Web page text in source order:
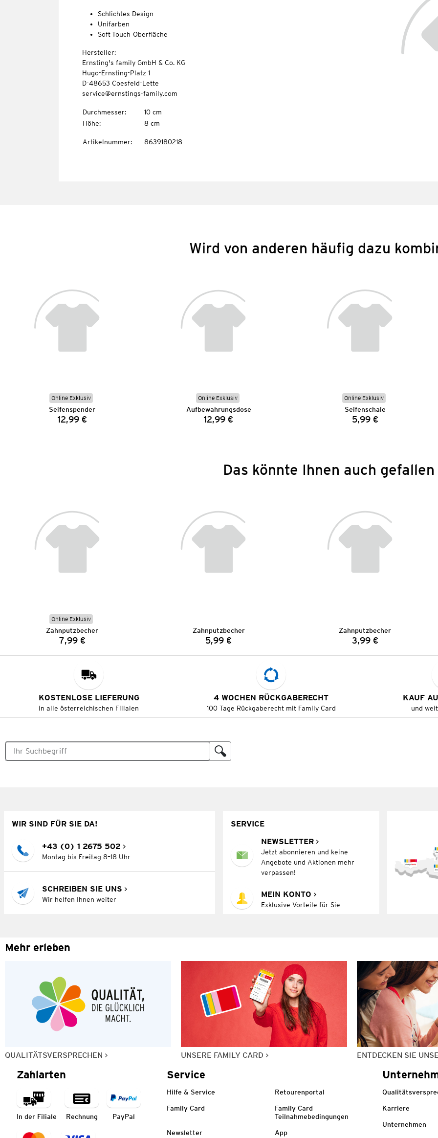
Schlichtes Design
Unifarben
Soft-Touch-Oberfläche
Hersteller:
Ernsting's family GmbH & Co. KG
Hugo-Ernsting-Platz 1
D-48653 Coesfeld-Lette
service@ernstings-family.com
Durchmesser:
10 cm
Höhe: 8 cm
Artikelnummer: 8639180218
Wird von anderen häufig dazu
Online Exklusiv
Seifenspender
Preis:
12,99 €
Online Exklusiv
Aufbewahrungsdose
Preis:
12,99 €
Online Exklusiv
Seifenschale
Preis:
5,99 €
Das könnte Ihnen auch gefallen
Online Exklusiv
Zahnputzbecher
Preis:
7,99 €
Zahnputzbecher
Preis:
5,99 €
Zahnputzbecher
Preis:
3,99 €
KOSTENLOSE LIEFERUNG
in alle österreichischen Filialen
4 WOCHEN RÜCKGABERECHT
100 Tage Rückgaberecht mit Family Card
KAUF
und
WIR SIND FÜR SIE DA!
+43 (0) 1 2675 502
Montag bis Freitag 8–18 Uhr
SCHREIBEN SIE UNS
Wir helfen Ihnen weiter
SERVICE
NEWSLETTER
Jetzt abonnieren und keine
Angebote und Aktionen mehr
verpassen!
MEIN KONTO
Exklusive Vorteile für Sie
Mehr erleben
QUALITÄTSVERSPRECHEN UNSERE FAMILY CARD ENTDECKEN SIE
Zahlarten
In der Filiale Rechnung PayPal
Service
Hilfe & Service Retourenportal
Family Card
Family Card
Teilnahmebedingungen
Newsletter App
Karriere
Unternehmen